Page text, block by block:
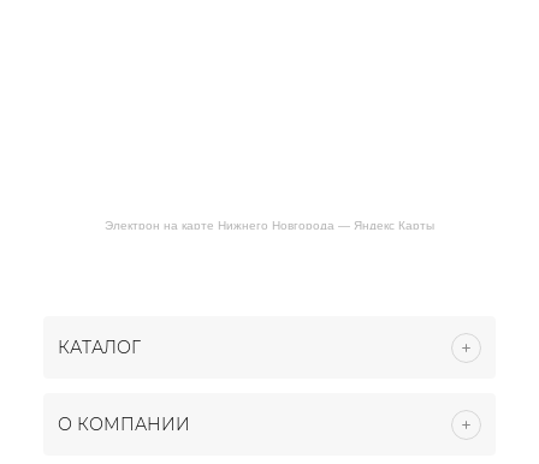
Электрон на карте Нижнего Новгорода — Яндекс Карты
КАТАЛОГ
О КОМПАНИИ